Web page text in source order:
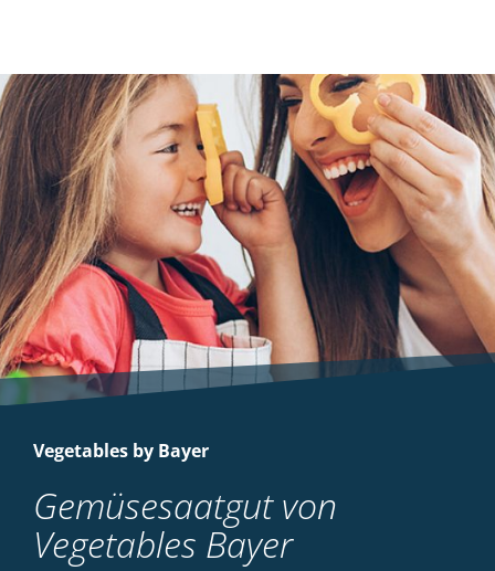
Vegetables by Bayer
Gemüsesaatgut von
Vegetables Bayer